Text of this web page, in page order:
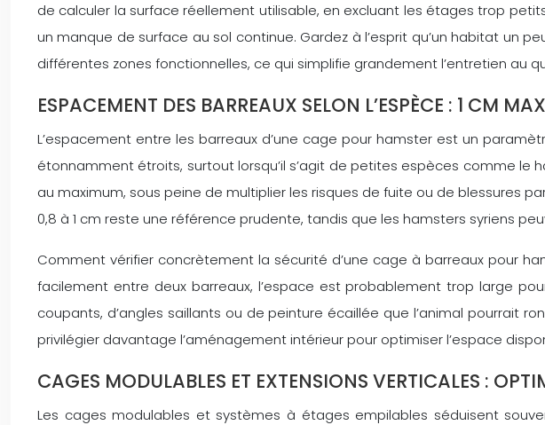
de calculer la surface réellement utilisable, en excluant les étages trop
un manque de surface au sol continue. Gardez à l’esprit qu’un habitat un
différentes zones fonctionnelles, ce qui simplifie grandement l’entretien au
ESPACEMENT DES BARREAUX SELON L’ESPÈCE : 1 CM
L’espacement entre les barreaux d’une cage pour hamster est un
étonnamment étroits, surtout lorsqu’il s’agit de petites espèces comme le
au maximum, sous peine de multiplier les risques de fuite ou de blessures
0,8 à 1 cm reste une référence prudente, tandis que les hamsters syriens
Comment vérifier concrètement la sécurité d’une cage à barreaux pour
facilement entre deux barreaux, l’espace est probablement trop large
coupants, d’angles saillants ou de peinture écaillée que l’animal pourrait
privilégier davantage l’aménagement intérieur pour optimiser l’espace
CAGES MODULABLES ET EXTENSIONS VERTICALES :
Les cages modulables et systèmes à étages empilables séduisent